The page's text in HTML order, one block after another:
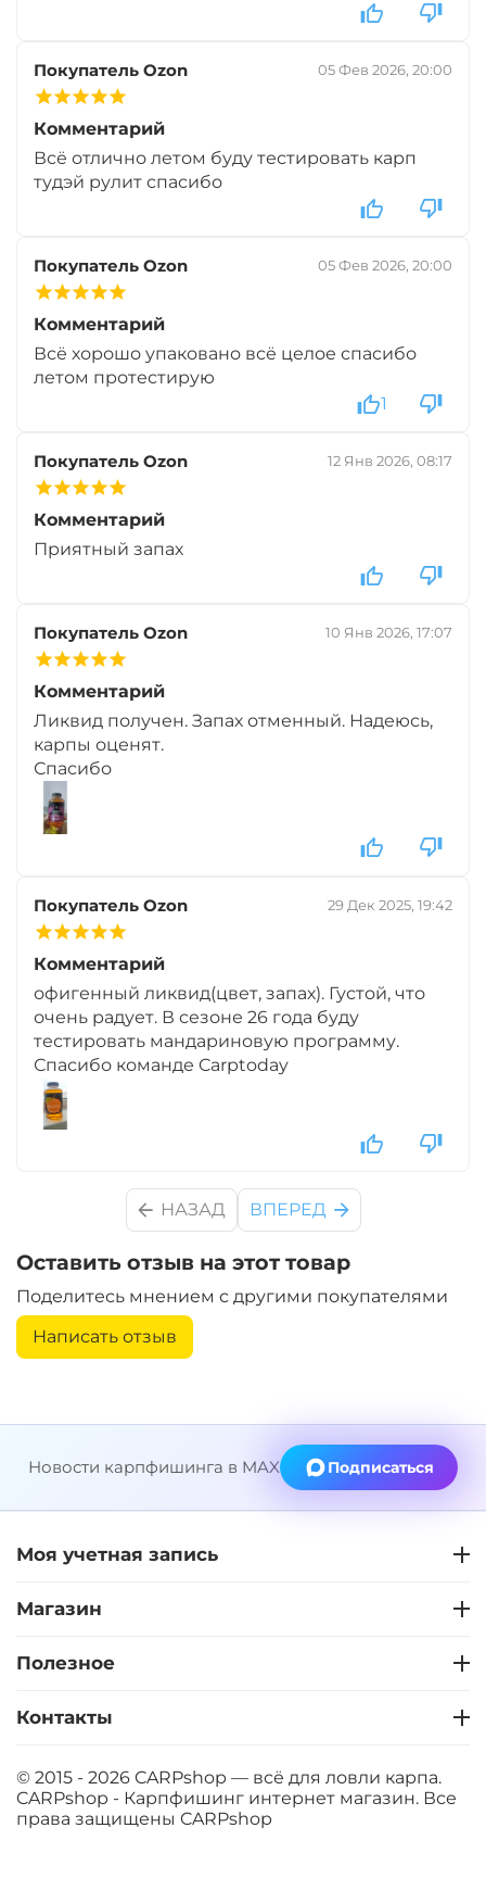
Покупатель Ozon 05 Фев 2026, 20:00
Комментарий
Всё отлично летом буду тестировать карп
тудэй рулит спасибо
Покупатель Ozon 05 Фев 2026, 20:00
Комментарий
Всё хорошо упаковано всё целое спасибо
летом протестирую
1
Покупатель Ozon 12 Янв 2026, 08:17
Комментарий
Приятный запах
Покупатель Ozon 10 Янв 2026, 17:07
Комментарий
Ликвид получен. Запах отменный. Надеюсь,
карпы оценят.
Спасибо
Покупатель Ozon 29 Дек 2025, 19:42
Комментарий
офигенный ликвид(цвет, запах). Густой, что
очень радует. В сезоне 26 года буду
тестировать мандариновую программу.
Спасибо команде Carptoday
НАЗАД ВПЕРЕД
Оставить отзыв на этот товар
Поделитесь мнением с другими покупателями
Написать отзыв
Новости карпфишинга в MAX Подписаться
Моя учетная запись
Магазин
Полезное
Контакты
© 2015 - 2026 CARPshop — всё для ловли карпа.
CARPshop - Карпфишинг интернет магазин. Все
права защищены CARPshop